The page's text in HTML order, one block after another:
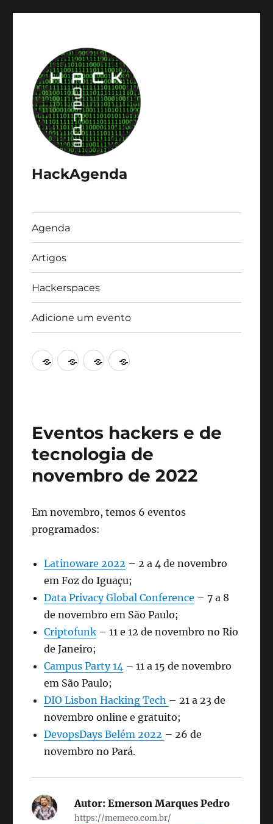
HackAgenda
Agenda
Artigos
Hackerspaces
Adicione um evento
Eventos hackers e de
tecnologia de
novembro de 2022
Em novembro, temos 6 eventos
programados:
Latinoware 2022 – 2 a 4 de novembro
em Foz do Iguaçu;
Data Privacy Global Conference – 7 a 8
de novembro em São Paulo;
Criptofunk – 11 e 12 de novembro no Rio
de Janeiro;
Campus Party 14 – 11 a 15 de novembro
em São Paulo;
DIO Lisbon Hacking Tech – 21 a 23 de
novembro online e gratuito;
DevopsDays Belém 2022 – 26 de
novembro no Pará.
Autor: Emerson Marques Pedro
https://memeco.com.br/